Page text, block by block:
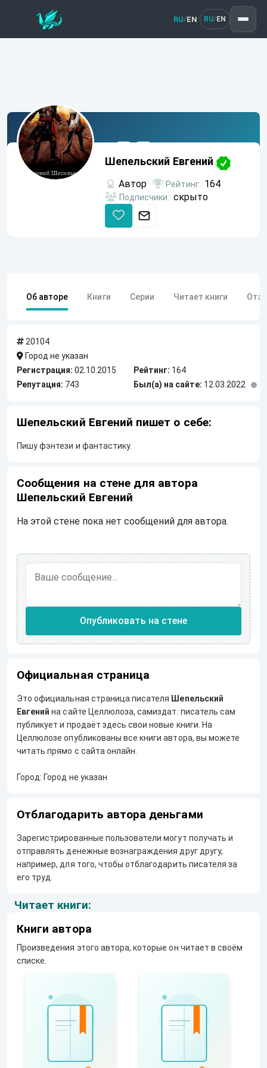
RU/EN RU/ EN
Шепельский
Евгений
Шепельский Евгений
Автор Рейтинг: 164
Подписчики: скрыто
Об авторе Книги Серии Читает книги
20104
Город не указан
Регистрация: 02.10.2015 Рейтинг: 164
Репутация: 743 Был(а) на сайте: 12.03.2022
Шепельский Евгений пишет о себе:
Пишу фэнтези и фантастику.
Сообщения на стене для автора
Шепельский Евгений
На этой стене пока нет сообщений для автора.
Опубликовать на стене
Официальная страница
Это официальная страница писателя Шепельский
Евгений на сайте Целлюлоза, самиздат: писатель сам
публикует и продаёт здесь свои новые книги. На
Целлюлозе опубликованы все книги автора, вы можете
читать прямо с сайта онлайн.
Город: Город не указан
Отблагодарить автора деньгами
Зарегистрированные пользователи могут получать и
отправлять денежные вознаграждения друг другу,
например, для того, чтобы отблагодарить писателя за
его труд.
Читает книги:
Книги автора
Произведения этого автора, которые он читает в своём
списке.